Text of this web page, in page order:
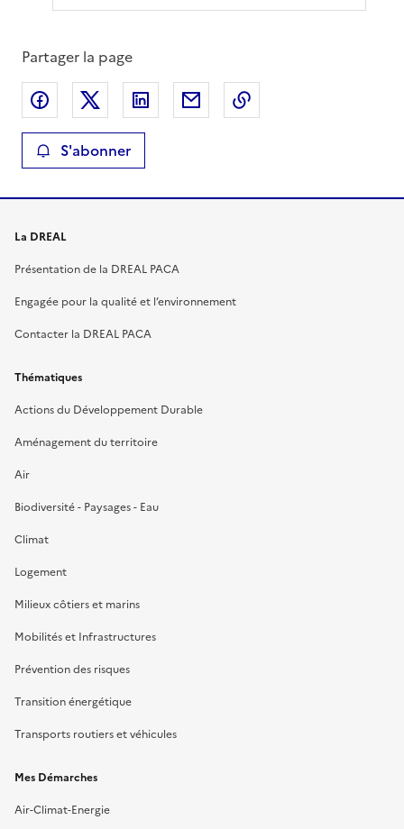
Partager la page
Partager sur Facebook
Partager sur XPartager sur LinkedIn
Partager par email
S'abonner
La DREAL
Présentation de la DREAL PACA
Engagée pour la qualité et l’environnement
Contacter la DREAL PACA
Thématiques
Actions du Développement Durable
Aménagement du territoire
Air
Biodiversité - Paysages - Eau
Climat
Logement
Milieux côtiers et marins
Mobilités et Infrastructures
Prévention des risques
Transition énergétique
Transports routiers et véhicules
Mes Démarches
Air-Climat-Energie